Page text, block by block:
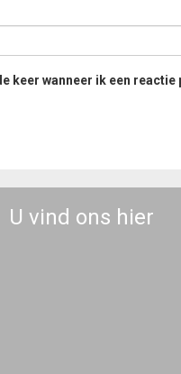
keer wanneer ik een reactie
U vind ons hier